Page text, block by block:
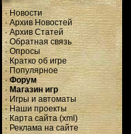
·Новости
·Архив Новостей
·Архив Статей
·Обратная связь
·Опросы
·Кратко об игре
· Популярное
· Форум
·Магазин игр
· Игры и автоматы
·Наши проекты
·Карта сайта(xml )
·Реклама на сайте